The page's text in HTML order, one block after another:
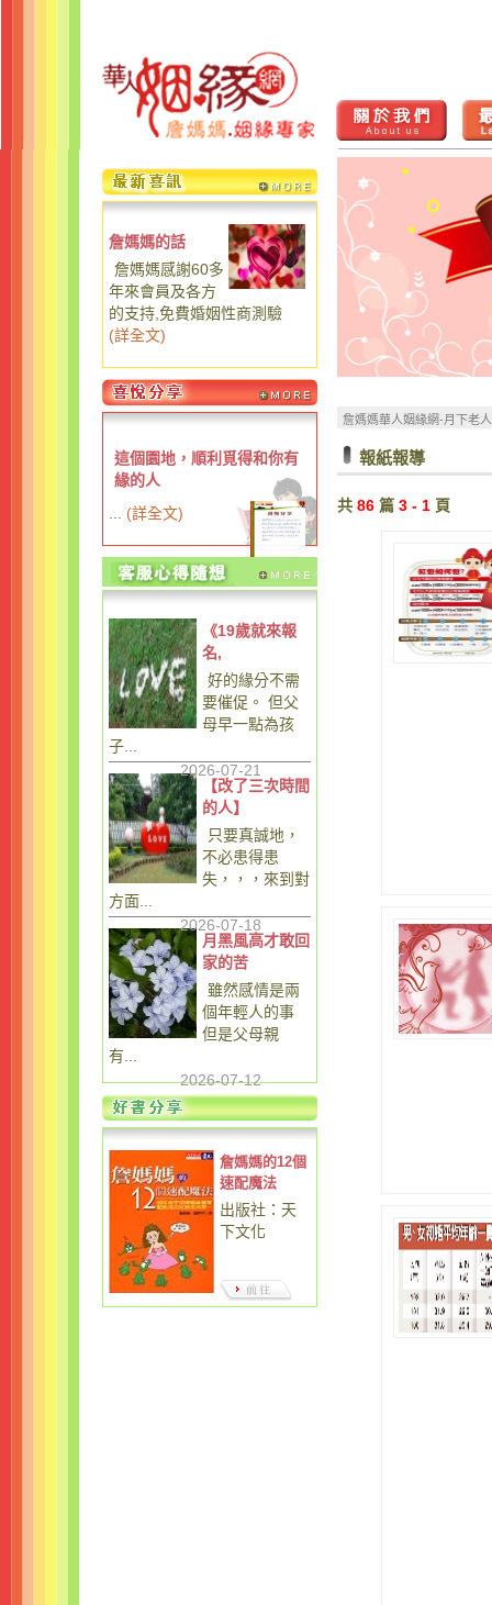
詹媽媽的話
詹媽媽感謝60多
年來會員及各方
的支持,免費婚姻性商測驗
(詳全文)
這個園地，順利覓得和你有
緣的人
(詳全文)
《19歲就來報
名,
好的緣分不需
要催促。 但父
母早一點為孩
子...
2026-07-21
【改了三次時間
的人】
只要真誠地，
不必患得患
失，，，來到對
方面...
2026-07-18
月黑風高才敢回
家的苦
雖然感情是兩
個年輕人的事
但是父母親
有...
2026-07-12
詹媽媽的12個
速配魔法
出版社：天
下文化
詹媽媽華人姻緣網-月下老
報紙報導
共 86 篇 3 - 1 頁